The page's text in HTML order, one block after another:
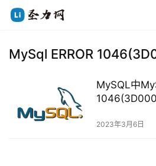
MySql ERROR
MySQL中
2023年3月6日